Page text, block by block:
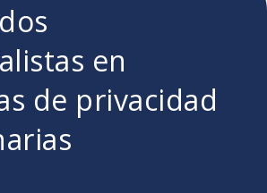
en
de privacidad